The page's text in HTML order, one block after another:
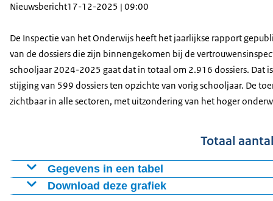
Nieuwsbericht17-12-2025 | 09:00
De Inspectie van het Onderwijs heeft het jaarlijkse rapport
van de dossiers die zijn binnengekomen bij de
schooljaar 2024-2025 gaat dat in totaal om 2.916 dossiers. Dat
stijging van 599 dossiers ten opzichte van vorig schooljaar. De
zichtbaar in alle sectoren, met uitzondering van het hoger
Totaal
Gegevens in een tabel
Schooljaar Totaal aantal dossiers
Download deze grafiek